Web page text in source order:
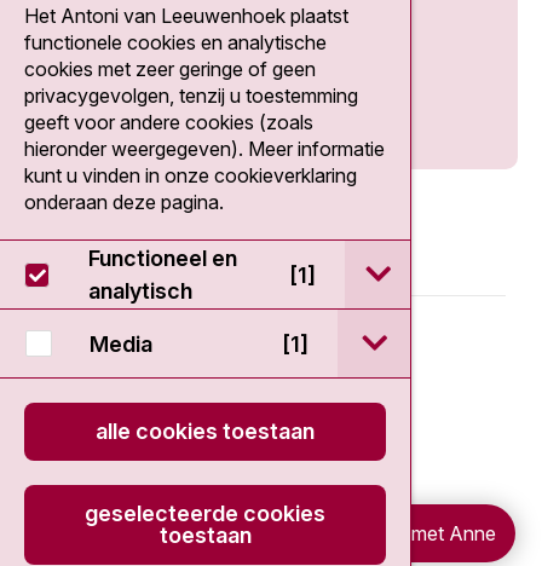
Social media
© 2026 - Antoni van Leeuwenhoek
Disclaimer
Cookieverklaring
Het Antoni van Leeuwenhoek plaatst
functionele cookies en analytische
cookies met zeer geringe of geen
privacygevolgen, tenzij u toestemming
geeft voor andere cookies (zoals
hieronder weergegeven). Meer informatie
kunt u vinden in onze cookieverklaring
onderaan deze pagina.
Functioneel en
analytisch
[1] open / sluit
Media [1] open / sluit
alle cookies toestaan
geselecteerde cookies
toestaan
Chat met Anne